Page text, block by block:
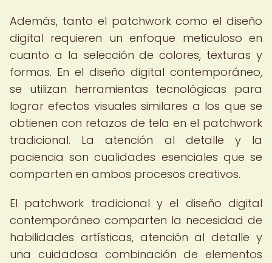
Además, tanto el patchwork como el diseño
digital requieren un enfoque meticuloso en
cuanto a la selección de colores, texturas y
formas. En el diseño digital contemporáneo,
se utilizan herramientas tecnológicas para
lograr efectos visuales similares a los que se
obtienen con retazos de tela en el patchwork
tradicional. La atención al detalle y la
paciencia son cualidades esenciales que se
comparten en ambos procesos creativos.
El patchwork tradicional y el diseño digital
contemporáneo comparten la necesidad de
habilidades artísticas, atención al detalle y
una cuidadosa combinación de elementos